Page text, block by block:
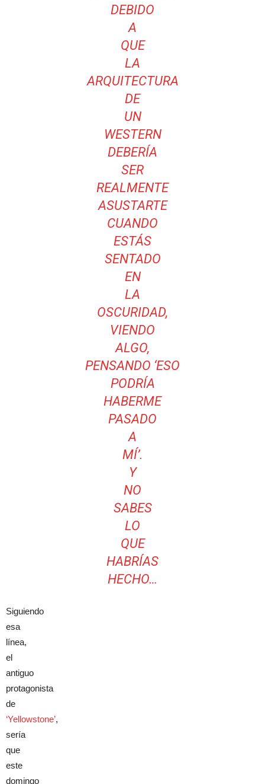
DEBIDO
A
QUE
LA
ARQUITECTURA
DE
UN
WESTERN
DEBERÍA
SER
REALMENTE
ASUSTARTE
CUANDO
ESTÁS
SENTADO
EN
LA
OSCURIDAD,
VIENDO
ALGO,
PENSANDO ‘ESO
PODRÍA
HABERME
PASADO
A
MÍ’.
Y
NO
SABES
LO
QUE
HABRÍAS
HECHO…
Siguiendo
esa
línea,
el
antiguo
protagonista
de
‘Yellowstone’,
sería
que
este
domingo